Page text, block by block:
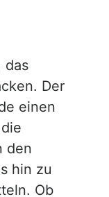
das
Der
einen
den
hin zu
Ob